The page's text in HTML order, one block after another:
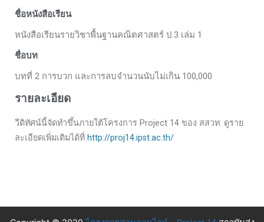
ชื่อหนังสือเรียน
หนังสือเรียนรายวิชาพื้นฐานคณิตศาสตร์ ป.3 เล่ม 1
ชื่อบท
บทที่ 2 การบวก และการลบจำนวนนับไม่เกิน 100,000
รายละเอียด
วีดิทัศน์นี้จัดทำขึ้นภายใต้โครงการ Project 14 ของ สสวท. ดูราย
ละเอียดเพิ่มเติมได้ที่ http://proj14.ipst.ac.th/